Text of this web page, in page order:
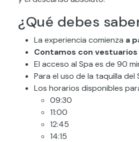
¿Qué debes
La experiencia comienza a
Contamos con
El acceso al Spa es de 90
Para el uso de la taquilla del
Los horarios disponibles
09:30
11:00
12:45
14:15